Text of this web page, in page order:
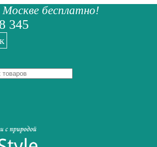
бесплатно!
345